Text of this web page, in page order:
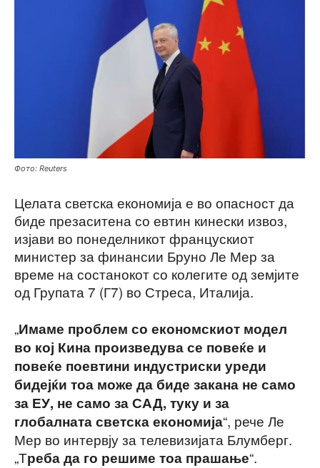
Фото: Reuters
Целата светска економија е во опасност да
биде презаситена со евтин кинески извоз,
изјави во понеделникот францускиот
министер за финансии Бруно Ле Мер за
време на состанокот со колегите од земјите
од Групата 7 (Г7) во Стреса, Италија.
„Имаме проблем со економскиот модел
во кој Кина произведува се повеќе и
повеќе поевтини индустриски уреди
бидејќи тоа може да биде закана не само
за ЕУ, не само за САД, туку и за
глобалната светска економија“, рече Ле
Мер во интервју за телевизијата Блумберг.
„Треба да го решиме тоа прашање“.